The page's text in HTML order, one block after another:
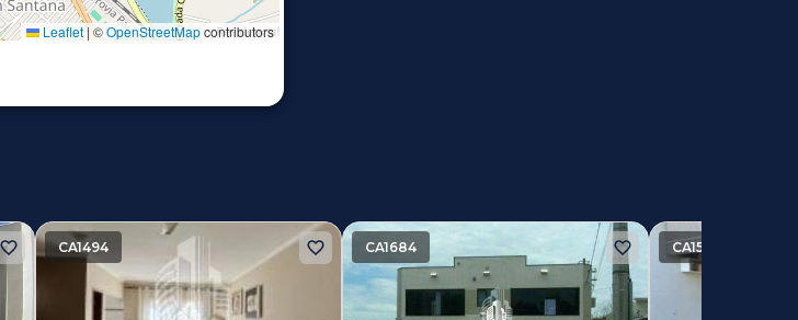
Leaflet|©OpenStreetMapcontributors
CA1494 CA1684 CA1537